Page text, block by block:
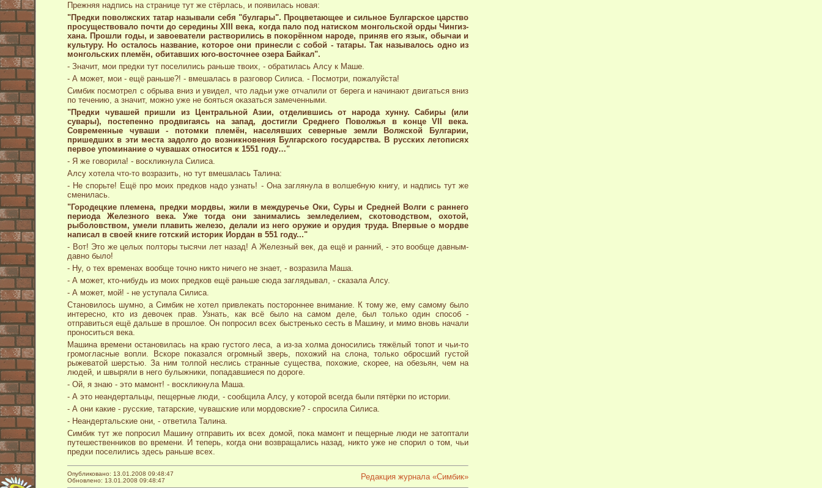
Прежняя надпись на странице тут же стёрлась, и появилась новая:
"Предки поволжских татар называли себя "булгары". Процветающее и сильное Булгарское царство
просуществовало почти до середины XIII века, когда пало под натиском монгольской орды Чингиз-
хана. Прошли годы, и завоеватели растворились в покорённом народе, приняв его язык, обычаи и
культуру. Но осталось название, которое они принесли с собой - татары. Так называлось одно из
монгольских племён, обитавших юго-восточнее озера Байкал".
- Значит, мои предки тут поселились раньше твоих, - обратилась Алсу к Маше.
- А может, мои - ещё раньше?! - вмешалась в разговор Силиса. - Посмотри, пожалуйста!
Симбик посмотрел с обрыва вниз и увидел, что ладьи уже отчалили от берега и начинают двигаться вниз
по течению, а значит, можно уже не бояться оказаться замеченными.
"Предки чувашей пришли из Центральной Азии, отделившись от народа хунну. Сабиры (или
сувары), постепенно продвигаясь на запад, достигли Среднего Поволжья в конце VII века.
Современные чуваши - потомки племён, населявших северные земли Волжской Булгарии,
пришедших в эти места задолго до возникновения Булгарского государства. В русских летописях
первое упоминание о чувашах относится к 1551 году…"
- Я же говорила! - воскликнула Силиса.
Алсу хотела что-то возразить, но тут вмешалась Талина:
- Не спорьте! Ещё про моих предков надо узнать! - Она заглянула в волшебную книгу, и надпись тут же
сменилась.
"Городецкие племена, предки мордвы, жили в междуречье Оки, Суры и Средней Волги с раннего
периода Железного века. Уже тогда они занимались земледелием, скотоводством, охотой,
рыболовством, умели плавить железо, делали из него оружие и орудия труда. Впервые о мордве
написал в своей книге готский историк Иордан в 551 году..."
- Вот! Это же целых полторы тысячи лет назад! А Железный век, да ещё и ранний, - это вообще давным-
давно было!
- Ну, о тех временах вообще точно никто ничего не знает, - возразила Маша.
- А может, кто-нибудь из моих предков ещё раньше сюда заглядывал, - сказала Алсу.
- А может, мой! - не уступала Силиса.
Становилось шумно, а Симбик не хотел привлекать постороннее внимание. К тому же, ему самому было
интересно, кто из девочек прав. Узнать, как всё было на самом деле, был только один способ -
отправиться ещё дальше в прошлое. Он попросил всех быстренько сесть в Машину, и мимо вновь начали
проноситься века.
Машина времени остановилась на краю густого леса, а из-за холма доносились тяжёлый топот и чьи-то
громогласные вопли. Вскоре показался огромный зверь, похожий на слона, только обросший густой
рыжеватой шерстью. За ним толпой неслись странные существа, похожие, скорее, на обезьян, чем на
людей, и швыряли в него булыжники, попадавшиеся по дороге.
- Ой, я знаю - это мамонт! - воскликнула Маша.
- А это неандертальцы, пещерные люди, - сообщила Алсу, у которой всегда были пятёрки по истории.
- А они какие - русские, татарские, чувашские или мордовские? - спросила Силиса.
- Неандертальские они, - ответила Талина.
Симбик тут же попросил Машину отправить их всех домой, пока мамонт и пещерные люди не затоптали
путешественников во времени. И теперь, когда они возвращались назад, никто уже не спорил о том, чьи
предки поселились здесь раньше всех.
Опубликовано: 13.01.2008 09:48:47
Обновлено: 13.01.2008 09:48:47
Редакция журнала «Симбик»